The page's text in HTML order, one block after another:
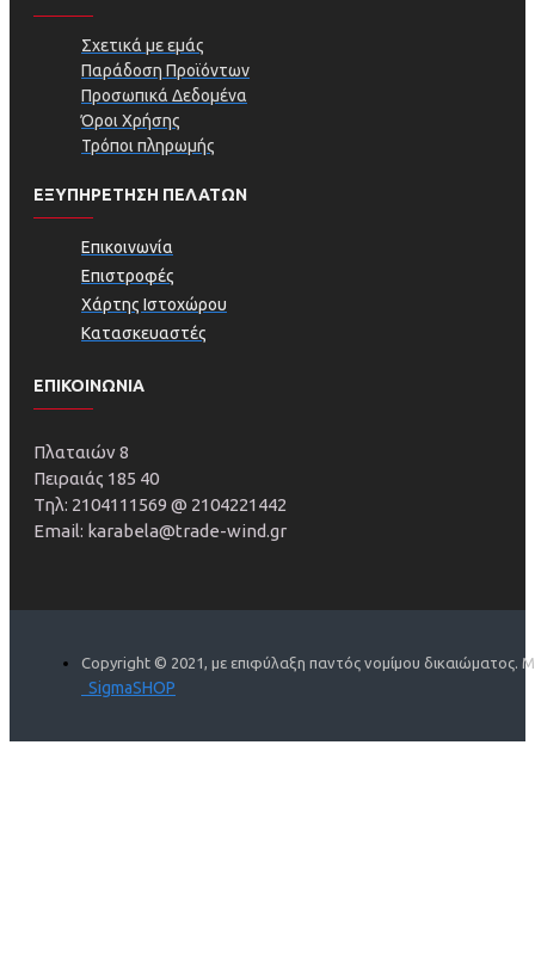
Σχετικά με εμάς
Παράδοση Προϊόντων
Προσωπικά Δεδομένα
Όροι Χρήσης
Τρόποι πληρωμής
ΕΞΥΠΗΡΕΤΗΣΗ ΠΕΛΑΤΩΝ
Επικοινωνία
Επιστροφές
Χάρτης Ιστοχώρου
Κατασκευαστές
ΕΠΙΚΟΙΝΩΝΙΑ
Πλαταιών 8
Πειραιάς 185 40
Τηλ: 2104111569 @ 2104221442
Email: karabela@trade-wind.gr
Copyright © 2021, με επιφύλαξη παντός νομίμου δικαιώματος.
SigmaSHOP